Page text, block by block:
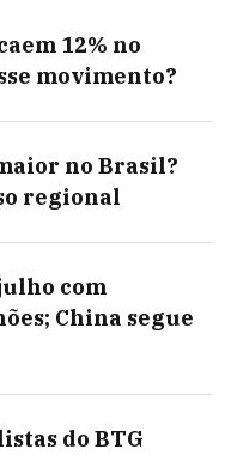
12% no
movimento?
no Brasil?
regional
com
China segue
do BTG